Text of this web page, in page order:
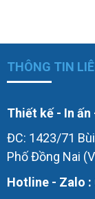
THÔNG TIN
Thiết kế - In ấn
ĐC: 1423/71 Bùi
Phố Đồng Nai
Hotline - Zalo :